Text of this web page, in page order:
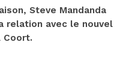
Steve Mandanda
relation avec le nouvel
Coort.